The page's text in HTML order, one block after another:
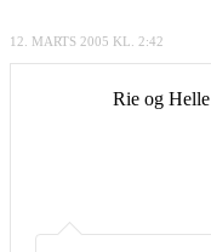
12. MARTS 2005 KL. 2:42
Rie og Helle